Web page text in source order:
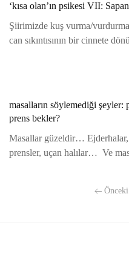
‘kısa olan’ın psikesi VII: Sapan
Şiirimizde kuş vurma/
can sıkıntısının bir cinnete
masalların söylemediği
prens bekler?
Masallar güzeldir… Ejderhalar,
prensler, uçan halılar… Ve
Önceki